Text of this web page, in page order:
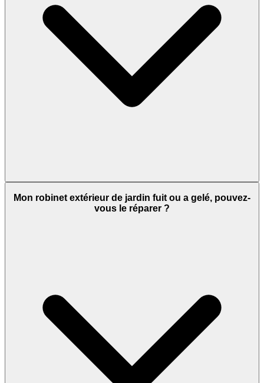
Mon robinet extérieur de jardin fuit ou a gelé, pouvez-
vous le réparer ?